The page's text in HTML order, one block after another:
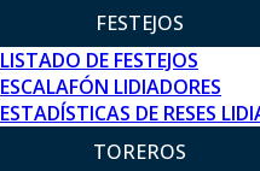
FESTEJOS
LISTADO DE FESTEJOS
ESCALAFÓN LIDIADORES
ESTADÍSTICAS DE RESES
TOREROS